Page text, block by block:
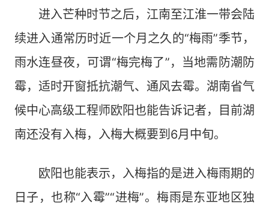
进入芒种时节之后，江南至江淮一带会陆
续进入通常历时近一个月之久的“梅雨”季节，
雨水连昼夜，可谓“梅完梅了”，当地需防潮防
霉，适时开窗抵抗潮气、通风去霉。湖南省气
候中心高级工程师欧阳也能告诉记者，目前湖
南还没有入梅，入梅大概要到6月中旬。
欧阳也能表示，入梅指的是进入梅雨期的
日子，也称“入霉”“进梅”。梅雨是东亚地区独